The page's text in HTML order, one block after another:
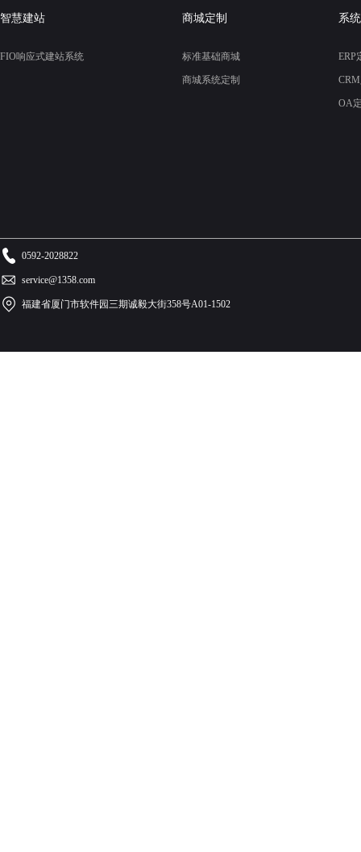
智慧建站
FIO响应式建站系统
商城定制
标准基础商城
商城系统定制
系
ERP
OA
0592-2028822
service@1358.com
福建省厦门市软件园三期诚毅大街358号A01-1502